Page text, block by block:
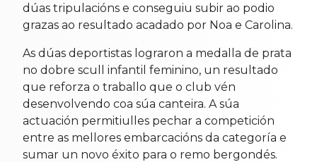
dúas tripulacións e conseguiu subir ao podio
grazas ao resultado acadado por Noa e Carolina.
As dúas deportistas lograron a medalla de prata
no dobre scull infantil feminino, un resultado
que reforza o traballo que o club vén
desenvolvendo coa súa canteira. A súa
actuación permitiulles pechar a competición
entre as mellores embarcacións da categoría e
sumar un novo éxito para o remo bergondés.